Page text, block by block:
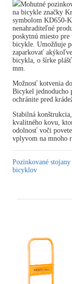
Mohutné
na bicykle značky
symbolom KD650-
nenahraditeľné
poskytnú miesto pre
bicykle. Umožňuje
zaparkovať
bicykla, o šírke
mm.
Možnosť kotvenia
Bicykel jednoducho
ochránite pred
Stabilná
kvalitného kovu,
odolnosť voči
vplyvom na mnoho
Pozinkované
bicyklov